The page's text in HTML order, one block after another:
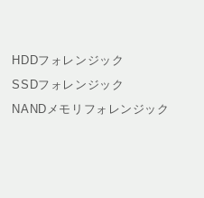
HDDフォレンジック
SSDフォレンジック
NANDメモリフォレンジック